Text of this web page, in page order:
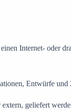
Internet- oder
Entwürfe und
geliefert